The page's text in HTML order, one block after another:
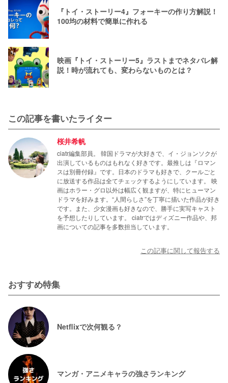
『トイ・ストーリー4』フォーキーの作り方解説！
100均の材料で簡単に作れる
映画『トイ・ストーリー5』ラストまでネタバレ解
説！時が流れても、変わらないものとは？
この記事を書いたライター
桜井希帆
ciatr編集部員。 韓国ドラマが大好きで、イ・ジョンソクが
出演しているものはもれなく好きです。最推しは『ロマン
スは別冊付録』です。日本のドラマも好きで、クールごと
に放送する作品は全てチェックするようにしています。 映
画はホラー・グロ以外は幅広く観ますが、特にヒューマン
ドラマを好みます。“人間らしさ”を丁寧に描いた作品が好き
です。また、少女漫画も好きなので、勝手に実写キャスト
を予想したりしています。 ciatrではディズニー作品や、邦
画についての記事を多数担当しています。
この記事に関して報告する
おすすめ特集
Netflixで次何観る？
マンガ・アニメキャラの強さランキング